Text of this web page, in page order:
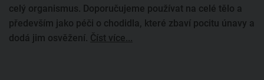
celý organismus. Doporučujeme používat na celé tělo a
především jako péči o chodidla, které zbaví pocitu únavy a
dodá jim osvěžení. Číst více...